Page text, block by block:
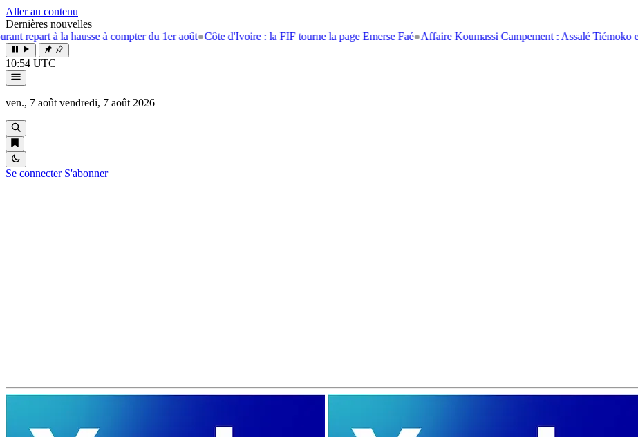
Aller au contenu
Dernières nouvelles
la hausse à compter du 1er août●Côte d'Ivoire : la FIF tourne la page Emerse Faé●Affaire Koumassi Campement : Assalé Tiémoko et
10:54 UTC
ven., 7 août vendredi, 7 août 2026
Se connecter S'abonner